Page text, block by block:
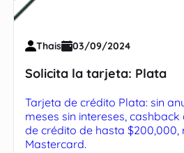
Thais 03/09/2024
Solicita la tarjeta: Plata
Tarjeta de crédito Plata: sin
meses sin intereses, cashback
de crédito de hasta
Mastercard.